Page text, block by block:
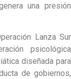
una presión
Lanza Sur
psicológica
diseñada para
de gobiernos,